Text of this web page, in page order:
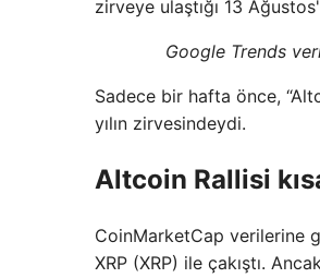
zirveye ulaştığı 13
Google Trends
Sadece bir hafta önce,
yılın zirvesindeydi.
Altcoin Rallisi
CoinMarketCap verilerine
XRP (XRP) ile çakıştı.